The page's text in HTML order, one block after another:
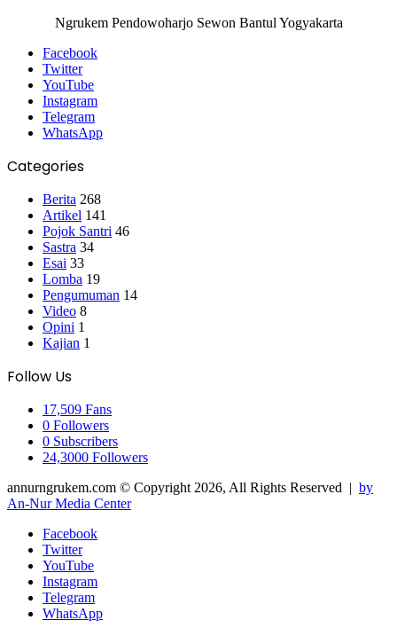
Ngrukem Pendowoharjo Sewon Bantul Yogyakarta
Facebook
Twitter
YouTube
Instagram
Telegram
WhatsApp
Categories
Berita 268
Artikel 141
Pojok Santri 46
Sastra 34
Esai 33
Lomba 19
Pengumuman 14
Video 8
Opini 1
Kajian 1
Follow Us
17,509 Fans
0 Followers
0 Subscribers
24,3000 Followers
annurngrukem.com © Copyright 2026, All Rights Reserved | by
An-Nur Media Center
Facebook
Twitter
YouTube
Instagram
Telegram
WhatsApp